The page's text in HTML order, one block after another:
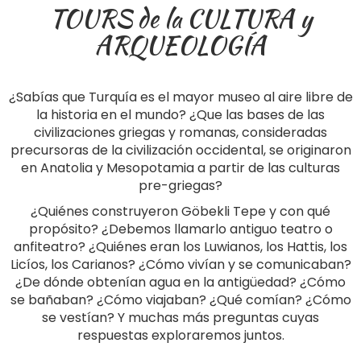
TOURS de la CULTURA y
ARQUEOLOGÍA
¿Sabías que Turquía es el mayor museo al aire libre de
la historia en el mundo? ¿Que las bases de las
civilizaciones griegas y romanas, consideradas
precursoras de la civilización occidental, se originaron
en Anatolia y Mesopotamia a partir de las culturas
pre-griegas?
¿Quiénes construyeron Göbekli Tepe y con qué
propósito? ¿Debemos llamarlo antiguo teatro o
anfiteatro? ¿Quiénes eran los Luwianos, los Hattis, los
Licíos, los Carianos? ¿Cómo vivían y se comunicaban?
¿De dónde obtenían agua en la antigüedad? ¿Cómo
se bañaban? ¿Cómo viajaban? ¿Qué comían? ¿Cómo
se vestían? Y muchas más preguntas cuyas
respuestas exploraremos juntos.